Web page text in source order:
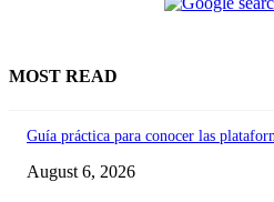
MOST READ
Guía práctica para conocer las
August 6, 2026